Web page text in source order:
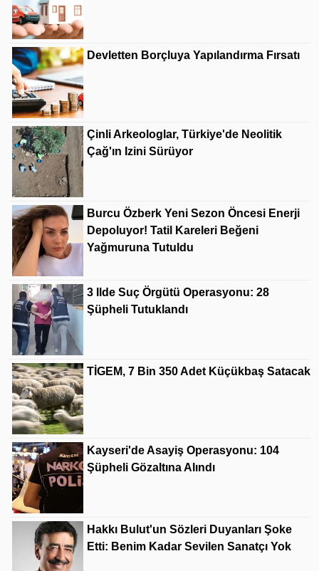
Devletten Borçluya Yapılandırma Fırsatı
Çinli Arkeologlar, Türkiye'de Neolitik
Çağ'ın Izini Sürüyor
Burcu Özberk Yeni Sezon Öncesi Enerji
Depoluyor! Tatil Kareleri Beğeni
Yağmuruna Tutuldu
3 Ilde Suç Örgütü Operasyonu: 28
Şüpheli Tutuklandı
TİGEM, 7 Bin 350 Adet Küçükbaş Satacak
Kayseri'de Asayiş Operasyonu: 104
Şüpheli Gözaltına Alındı
Hakkı Bulut'un Sözleri Duyanları Şoke
Etti: Benim Kadar Sevilen Sanatçı Yok